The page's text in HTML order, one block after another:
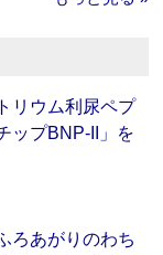
リウム利尿ペプ
ップBNP-II」を
ろあがりのわち